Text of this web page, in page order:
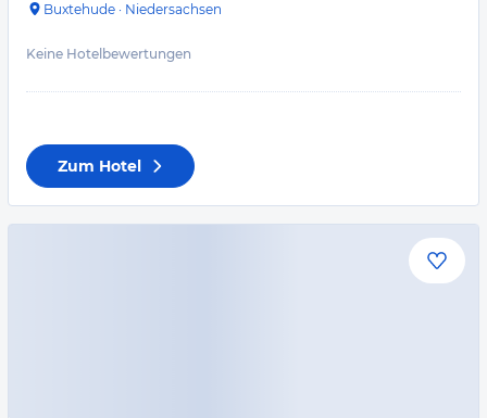
Buxtehude · Niedersachsen
Keine Hotelbewertungen
Zum Hotel